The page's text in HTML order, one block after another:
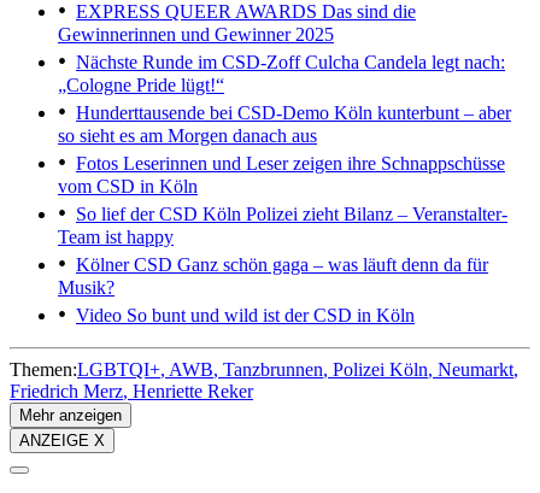
EXPRESS QUEER AWARDS Das sind die
Gewinnerinnen und Gewinner 2025
Nächste Runde im CSD-ZoffCulcha Candela legt nach:
„Cologne Pride lügt!“
Hunderttausende bei CSD-Demo Köln kunterbunt – aber
so sieht es am Morgen danach aus
Fotos Leserinnen und Leser zeigen ihre Schnappschüsse
vom CSD in Köln
So lief der CSD Köln Polizei zieht Bilanz – Veranstalter-
Team ist happy
Kölner CSD Ganz schön gaga – was läuft denn da für
Musik?
Video So bunt und wild ist der CSD in Köln
Themen:LGBTQI+ AWB Tanzbrunnen Polizei Köln Neumarkt
Friedrich Merz Henriette Reker
Mehr anzeigen
ANZEIGE X